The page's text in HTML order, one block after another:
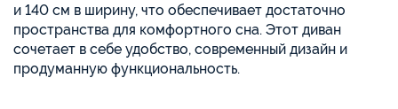
и 140 см в ширину, что обеспечивает достаточно
пространства для комфортного сна. Этот диван
сочетает в себе удобство, современный дизайн и
продуманную функциональность.